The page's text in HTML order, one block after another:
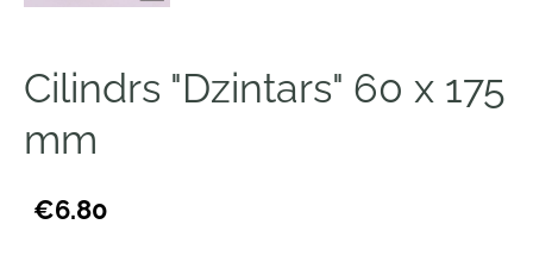
Cilindrs "Dzintars" 60 x 175
mm
€6.80